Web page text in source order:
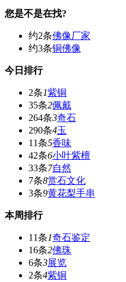
您是不是在找?
约2条佛像厂家
约3条铜佛像
今日排行
2条1紫铜
35条2佩戴
264条3奇石
290条4玉
11条5香味
42条6小叶紫檀
33条7自然
7条8赏石文化
3条9黄花梨手串
本周排行
11条1奇石鉴定
16条2佛珠
6条3展览
2条4紫铜